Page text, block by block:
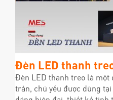
Đèn LED thanh
Đèn LED thanh treo là một
trần, chủ yếu được dùng